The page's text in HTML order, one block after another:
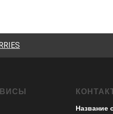
Название